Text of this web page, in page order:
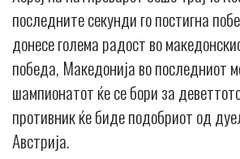
последните секунди го постигна
донесе голема радост во
победа, Македонија во последниот
шампионатот ќе се бори за
противник ќе биде подобриот од
Австрија.